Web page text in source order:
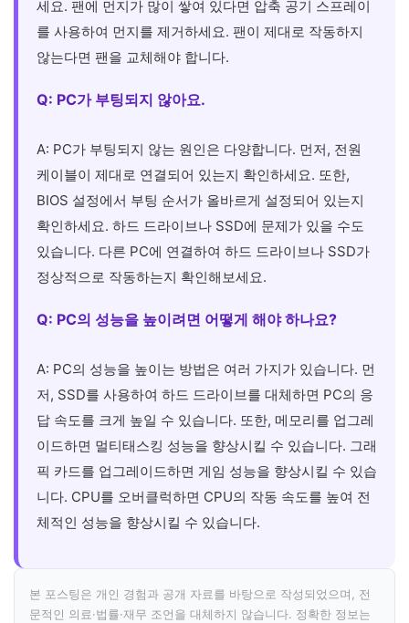
세요. 팬에 먼지가 많이 쌓여 있다면 압축 공기 스프레이
를 사용하여 먼지를 제거하세요. 팬이 제대로 작동하지
않는다면 팬을 교체해야 합니다.
Q: PC가 부팅되지 않아요.
A: PC가 부팅되지 않는 원인은 다양합니다. 먼저, 전원
케이블이 제대로 연결되어 있는지 확인하세요. 또한,
BIOS 설정에서 부팅 순서가 올바르게 설정되어 있는지
확인하세요. 하드 드라이브나 SSD에 문제가 있을 수도
있습니다. 다른 PC에 연결하여 하드 드라이브나 SSD가
정상적으로 작동하는지 확인해보세요.
Q: PC의 성능을 높이려면 어떻게 해야 하나요?
A: PC의 성능을 높이는 방법은 여러 가지가 있습니다. 먼
저, SSD를 사용하여 하드 드라이브를 대체하면 PC의 응
답 속도를 크게 높일 수 있습니다. 또한, 메모리를 업그레
이드하면 멀티태스킹 성능을 향상시킬 수 있습니다. 그래
픽 카드를 업그레이드하면 게임 성능을 향상시킬 수 있습
니다. CPU를 오버클럭하면 CPU의 작동 속도를 높여 전
체적인 성능을 향상시킬 수 있습니다.
본 포스팅은 개인 경험과 공개 자료를 바탕으로 작성되었으며, 전
문적인 의료·법률·재무 조언을 대체하지 않습니다. 정확한 정보는